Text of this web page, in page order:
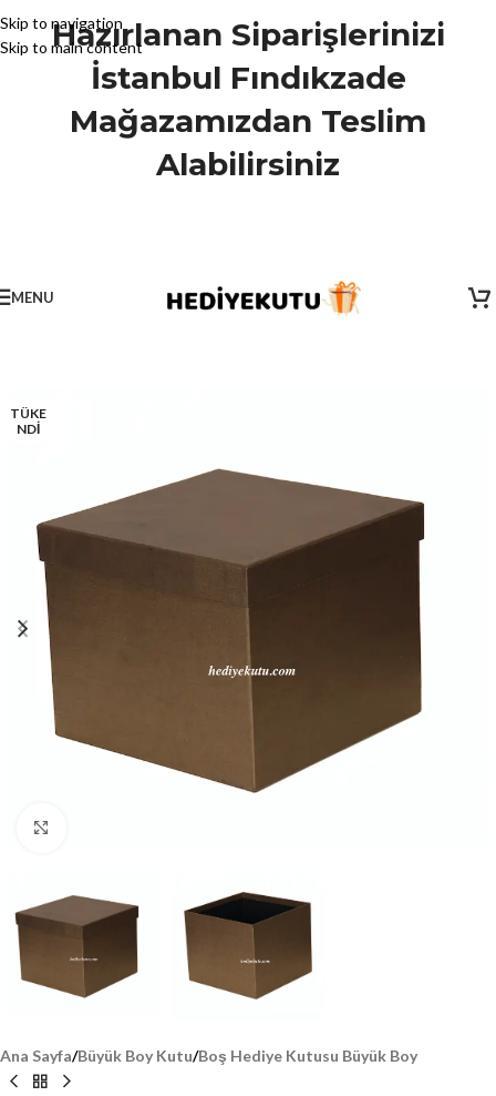
Skip to navigation
Skip to main content
Hazırlanan Siparişlerinizi
İstanbul Fındıkzade
Mağazamızdan Teslim
Alabilirsiniz
MENU
TÜKE
NDİ
Ana Sayfa/Büyük Boy Kutu/Boş Hediye Kutusu Büyük Boy